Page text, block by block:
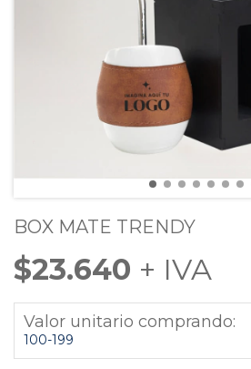
BOX MATE TRENDY
$23.640
Valor unitario comprando:
100-199